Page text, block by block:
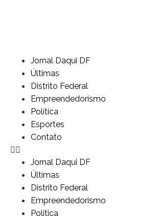
Jornal Daqui DF
Últimas
Distrito Federal
Empreendedorismo
Política
Esportes
Contato
Jornal Daqui DF
Últimas
Distrito Federal
Empreendedorismo
Política